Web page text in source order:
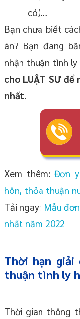
có)…
Bạn chưa biết
án? Bạn đang
nhận thuận tình
cho LUẬT SƯ
nhất.
Xem thêm:Đơn
hôn, thỏa thuận
Tải ngay: Mẫu
nhất năm 2022
Thời hạn giải
thuận tình ly
Thời gian thông